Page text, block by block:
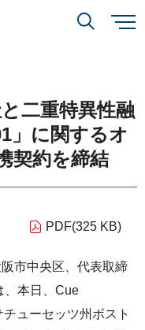
THROUGH」
二重特異性融
」に関するオ
契約を締結
PDF(325 KB)
市中央区、代表取締
、本日、Cue
ューセッツ州ボスト